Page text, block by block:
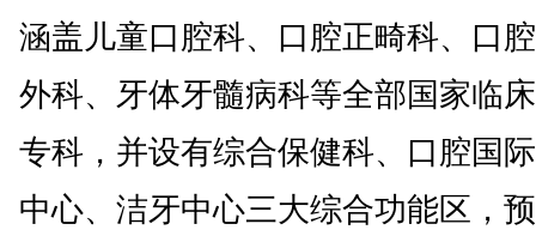
涵盖儿童口腔科、口腔正畸科、口
外科、牙体牙髓病科等全部国家临
专科，并设有综合保健科、口腔国
中心、洁牙中心三大综合功能区，